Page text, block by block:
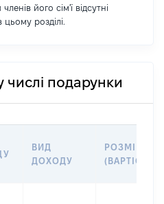
його сім'ї відсутні
розділі.
числі подарунки
ВИД
ДОХОДУ
РОЗМІР
(ВАРТІСТЬ)